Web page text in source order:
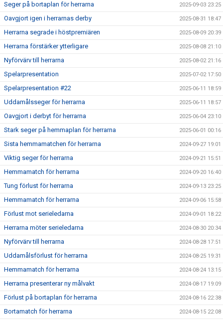
Seger på bortaplan för herrarna 2025-09-03 23:25
Oavgjort igen i herrarnas derby 2025-08-31 18:47
Herrarna segrade i höstpremiären 2025-08-09 20:39
Herrarna förstärker ytterligare 2025-08-08 21:10
Nyförvärv till herrarna 2025-08-02 21:16
Spelarpresentation 2025-07-02 17:50
Spelarpresentation #22 2025-06-11 18:59
Uddamålsseger för herrarna 2025-06-11 18:57
Oavgjort i derbyt för herrarna 2025-06-04 23:10
Stark seger på hemmaplan för herrarna 2025-06-01 00:16
Sista hemmamatchen för herrarna 2024-09-27 19:01
Viktig seger för herrarna 2024-09-21 15:51
Hemmamatch för herrarna 2024-09-20 16:40
Tung förlust för herrarna 2024-09-13 23:25
Hemmamatch för herrarna 2024-09-06 15:58
Förlust mot serieledarna 2024-09-01 18:22
Herrarna möter serieledarna 2024-08-30 20:34
Nyförvärv till herrarna 2024-08-28 17:51
Uddamålsförlust för herrarna 2024-08-25 19:31
Hemmamatch för herrarna 2024-08-24 13:15
Herrarna presenterar ny målvakt 2024-08-17 19:09
Förlust på bortaplan för herrarna 2024-08-16 22:38
Bortamatch för herrarna 2024-08-15 22:08